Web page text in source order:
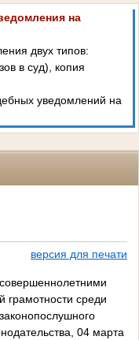
на
двух типов:
в суд), копия
уведомлений на
версия для печати
грамотности среди
04 марта